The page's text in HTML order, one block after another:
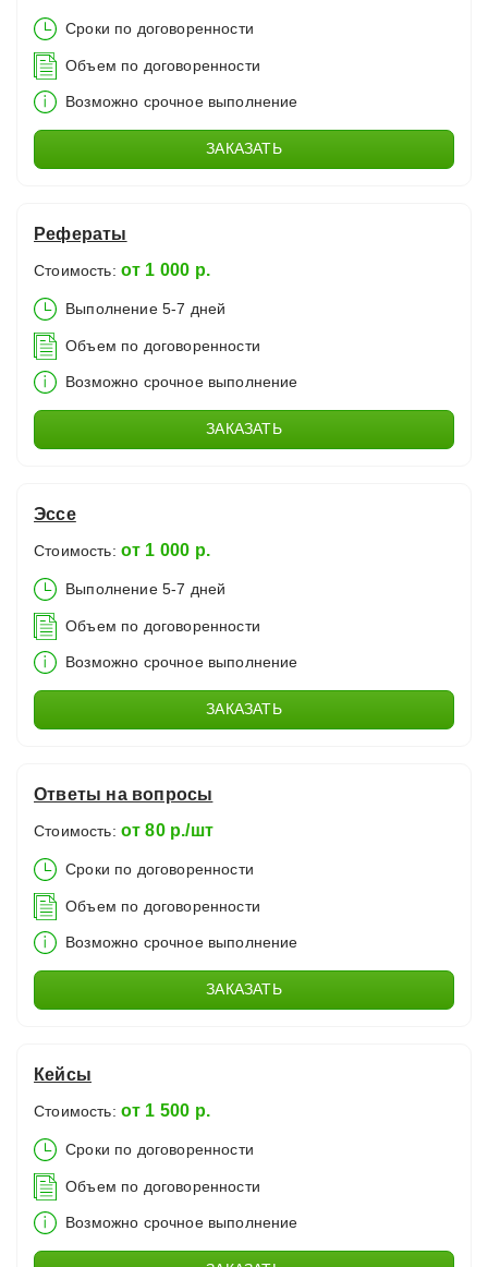
Сроки по договоренности
Объем по договоренности
Возможно срочное выполнение
ЗАКАЗАТЬ
Рефераты
Стоимость: от 1 000 р.
Выполнение 5-7 дней
Объем по договоренности
Возможно срочное выполнение
ЗАКАЗАТЬ
Эссе
Стоимость: от 1 000 р.
Выполнение 5-7 дней
Объем по договоренности
Возможно срочное выполнение
ЗАКАЗАТЬ
Ответы на вопросы
Стоимость: от 80 р./шт
Сроки по договоренности
Объем по договоренности
Возможно срочное выполнение
ЗАКАЗАТЬ
Кейсы
Стоимость: от 1 500 р.
Сроки по договоренности
Объем по договоренности
Возможно срочное выполнение